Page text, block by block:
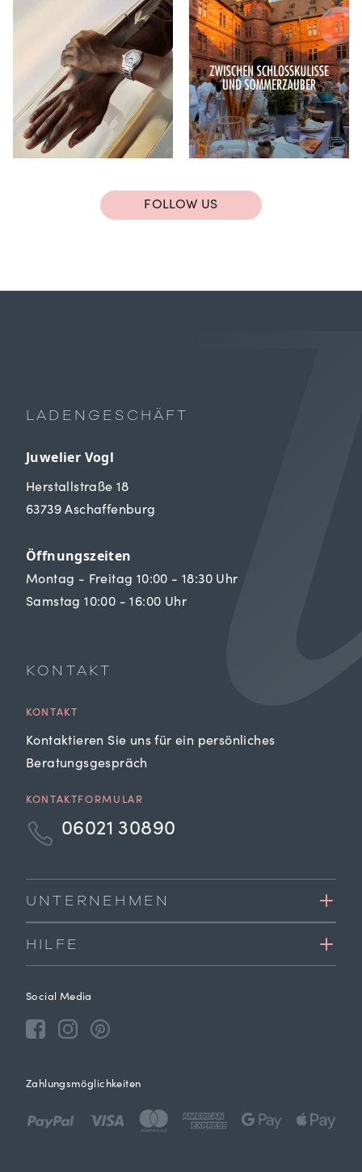
FOLLOW US
LADENGESCHÄFT
Juwelier Vogl
Herstallstraße 18
63739 Aschaffenburg
Öffnungszeiten
Montag - Freitag 10:00 - 18:30 Uhr
Samstag 10:00 - 16:00 Uhr
KONTAKT
KONTAKT
Kontaktieren Sie uns für ein persönliches
Beratungsgespräch
KONTAKTFORMULAR
06021 30890
UNTERNEHMEN
HILFE
Social Media
Zahlungsmöglichkeiten